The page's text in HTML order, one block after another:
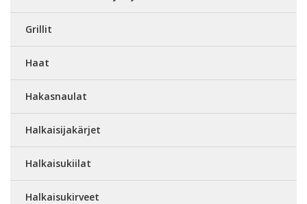
Grillit
Haat
Hakasnaulat
Halkaisijakärjet
Halkaisukiilat
Halkaisukirveet